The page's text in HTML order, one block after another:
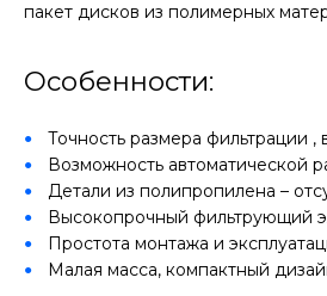
пакет дисков из полимерных
Особенности:
Точность размера фильтрации ,
Возможность автоматической
Детали из полипропилена –
Высокопрочный фильтрующий
Простота монтажа и
Малая масса, компактный